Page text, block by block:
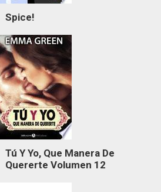
Spice!
Tú Y Yo, Que Manera De
Quererte Volumen 12